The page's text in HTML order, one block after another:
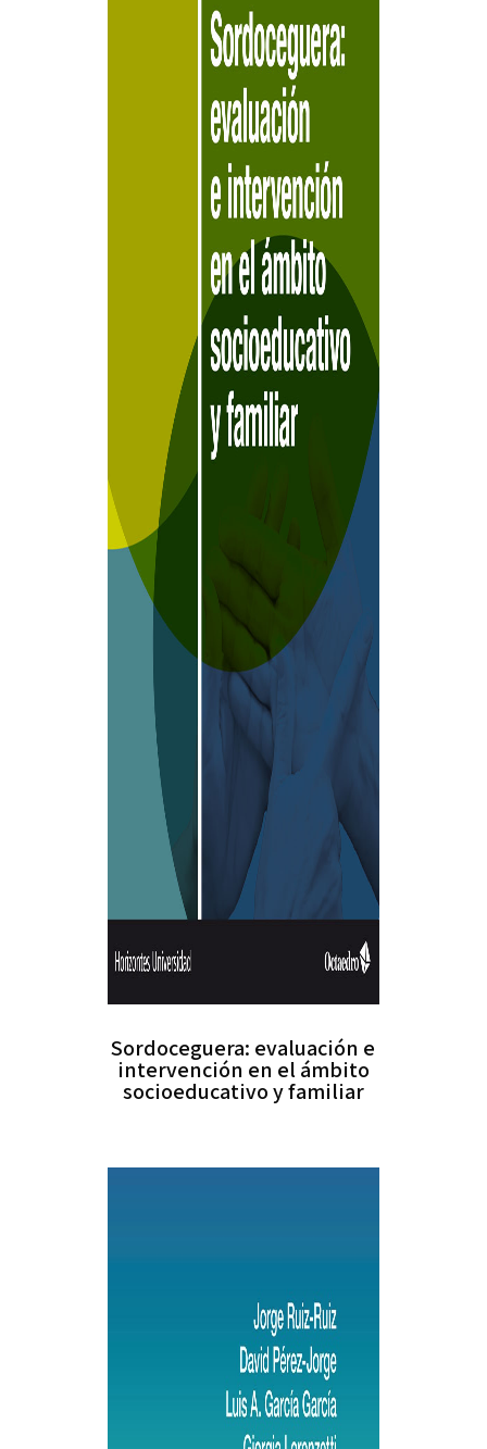
Sordoceguera: evaluación e
intervención en el ámbito
socioeducativo y familiar